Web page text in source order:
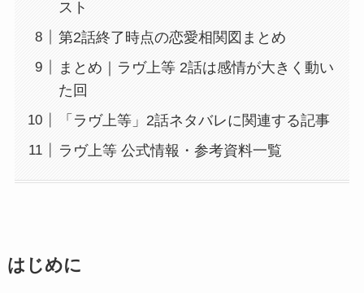
スト
第2話終了時点の恋愛相関図まとめ
まとめ｜ラヴ上等 2話は感情が大きく動い
た回
「ラヴ上等」2話ネタバレに関連する記事
ラヴ上等 公式情報・参考資料一覧
はじめに